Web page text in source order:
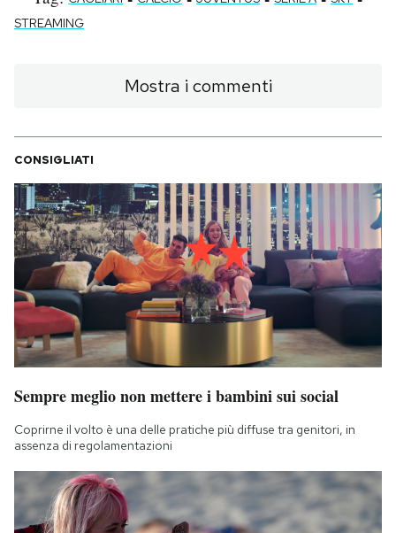
STREAMING
Mostra i commenti
CONSIGLIATI
Sempre meglio non mettere i bambini sui social
Coprirne il volto è una delle pratiche più diffuse tra genitori, in
assenza di regolamentazioni